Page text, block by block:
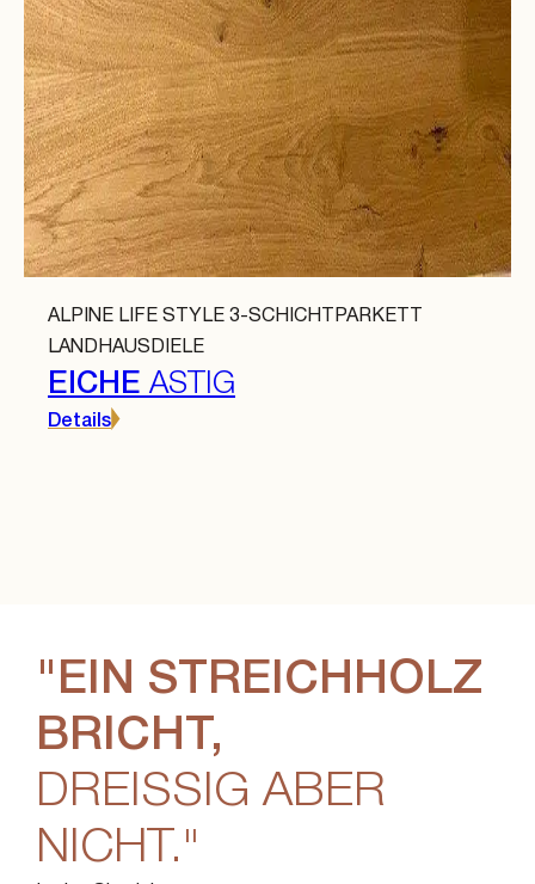
ALPINE LIFE STYLE 3-SCHICHTPARKETT
LANDHAUSDIELE
EICHE ASTIG
Details
"EIN STREICHHOLZ
BRICHT,
DREISSIG ABER N
ICHT."